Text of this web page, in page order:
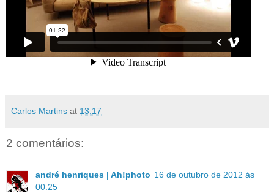
Carlos Martins at 13:17
2 comentários:
andré henriques | Ah!photo 16 de outubro de 2012 às
00:25